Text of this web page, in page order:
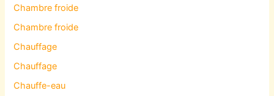
Chambre froide
Chambre froide
Chauffage
Chauffage
Chauffe-eau